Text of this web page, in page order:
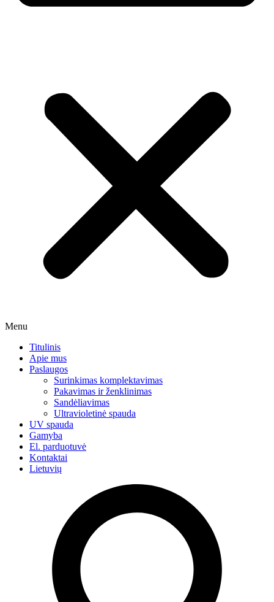
Menu
Titulinis
Apie mus
Paslaugos
Surinkimas komplektavimas
Pakavimas ir ženklinimas
Sandėliavimas
Ultravioletinė spauda
UV spauda
Gamyba
El. parduotuvė
Kontaktai
Lietuvių